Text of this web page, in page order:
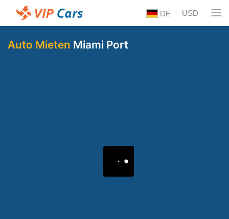
DE USD
Auto Mieten Miami Port